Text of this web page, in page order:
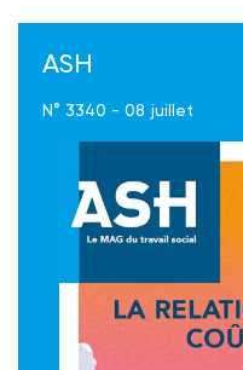
ASH
N° 3340 - 08 juillet